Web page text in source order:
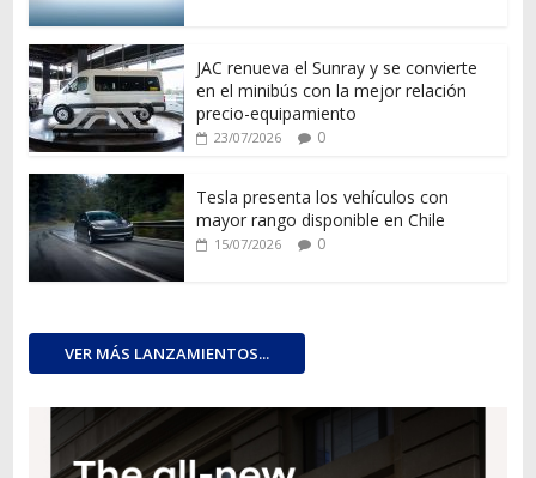
JAC renueva el Sunray y se convierte
en el minibús con la mejor relación
precio-equipamiento
23/07/2026 0
Tesla presenta los vehículos con
mayor rango disponible en Chile
15/07/2026 0
VER MÁS LANZAMIENTOS...